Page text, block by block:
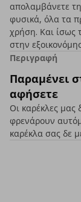
απολαμβάνετε
φυσικά, όλα τα
χρήση. Και ίσως
στην
Περιγραφή
Παραμένει
αφήσετε
Οι καρέκλες μας
φρενάρουν
καρέκλα σας δε